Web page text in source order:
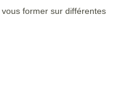
former sur différentes